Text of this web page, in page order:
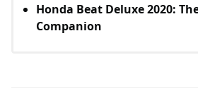
Honda Beat Deluxe 2020:
Companion